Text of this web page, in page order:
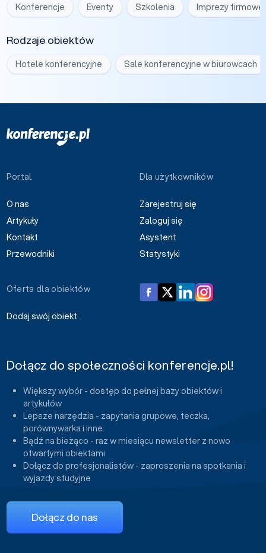
Konferencje Eventy Szkolenia Imprezy firmowe
Rodzaje obiektów
Hotele konferencyjne Sale konferencyjne w biurowcach
Portal
O nas
Artykuły
Kontakt
Przewodniki
Dla użytkowników
Zarejestruj się
Zaloguj się
Asystent
Statystyki
Oferta dla obiektów
Dodaj swój obiekt
Dołącz do społeczności konferencje.pl!
Większy wybór - dostęp do pełnej bazy obiektów i
artykułów
Lepsze narzędzia - zapytania grupowe, teczka,
porównywarka i inne
Bądź na bieżąco - raz w miesiącu newsletter z nowo
otwartymi obiektami
Dołącz do profesjonalistów - zaproszenia na spotkania i
wyjazdy studyjne
Dołącz do nas